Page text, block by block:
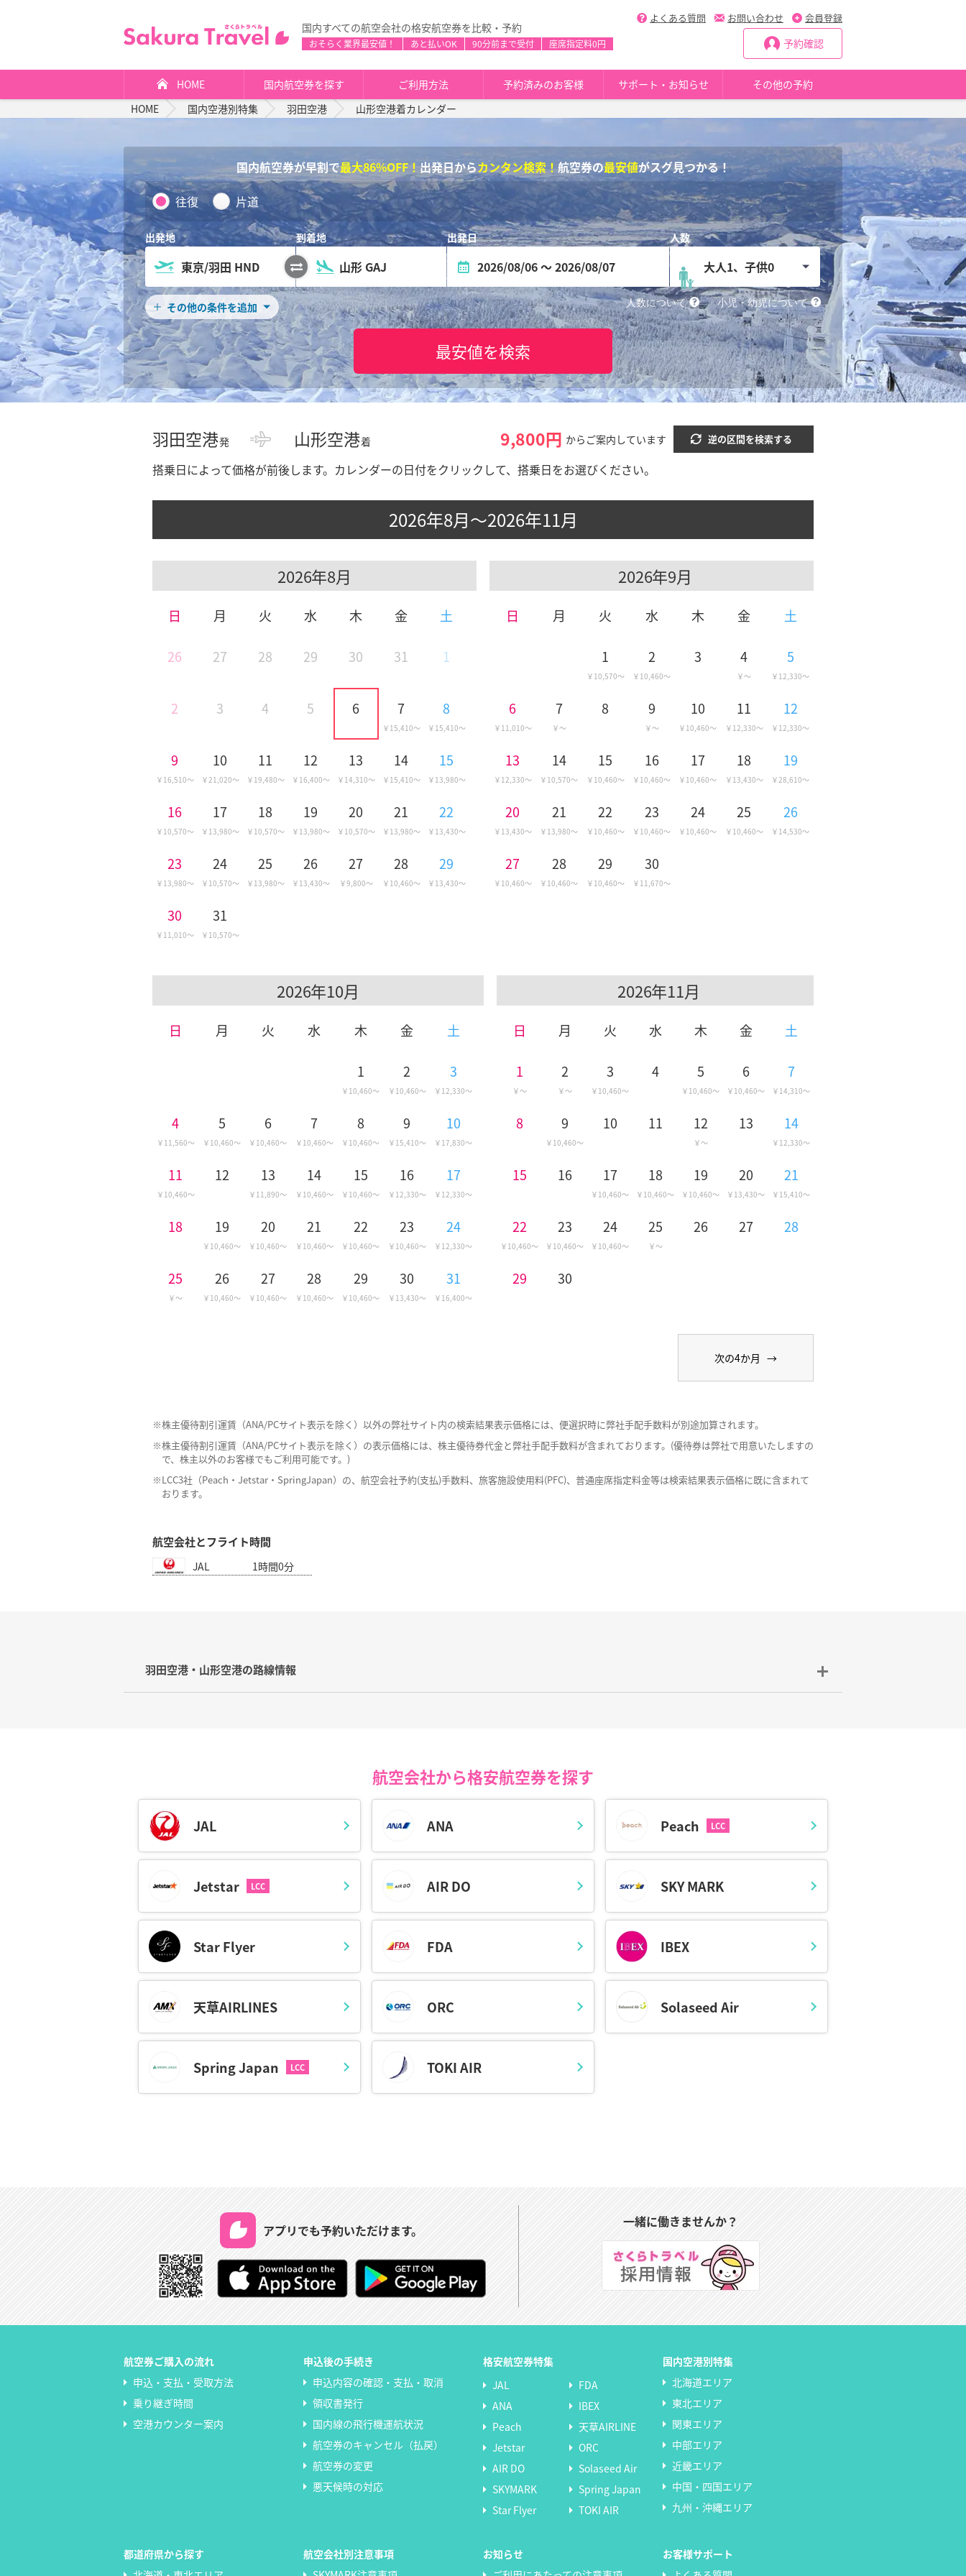
国内すべての航空会社の格安航空券を比較・予約
おそらく業界最安値！ あと払いOK 90分前まで受付 座席指定料0円
よくある質問 お問い合わせ 会員登録
予約確認
HOME 国内航空券を探す ご利用方法 予約済みのお客様 サポート・お知らせ
その他の予約
HOME
国内空港別特集 羽田空港 山形空港着カレンダー
国内航空券が早割で最大86%OFF！出発日からカンタン検索！航空券の最安値がスグ見つかる！
チ
ケ
ッ
ト
タ
イ
プ
往復 片道
大人1、子供0
人数について 小児・幼児について
その他の条件を追加
最安値を検索
羽田空港発 山形空港着 9,800円 からご案内しています 逆の区間を検索する
搭乗日によって価格が前後します。 カレンダーの日付をクリックして、搭乗日をお選びください。
2026年8月～2026年11月
8月
日 月 火 水 木 金 土
26 27 28 29 30 31 1
2 3 4 5 6 7
15,410
8
15,410
9
16,510
10
21,020
11
19,480
12
16,400
13
14,310
14
15,410
15
13,980
16
10,570
17
13,980
18
10,570
19
13,980
20
10,570
21
13,980
22
13,430
23
13,980
24
10,570
25
13,980
26
13,430
27
9,800
28
10,460
29
13,430
30
11,010
31
10,570
9月
日 月 火 水 木 金 土
1
10,570
2
10,460
3 4 5
12,330
6
11,010
7 8 9 10
10,460
11
12,330
12
12,330
13
12,330
14
10,570
15
10,460
16
10,460
17
10,460
18
13,430
19
28,610
20
13,430
21
13,980
22
10,460
23
10,460
24
10,460
25
10,460
26
14,530
27
10,460
28
10,460
29
10,460
30
11,670
10月
日 月 火 水 木 金 土
1
10,460
2
10,460
3
12,330
4
11,560
5
10,460
6
10,460
7
10,460
8
10,460
9
15,410
10
17,830
11
10,460
12 13
11,890
14
10,460
15
10,460
16
12,330
17
12,330
18 19
10,460
20
10,460
21
10,460
22
10,460
23
10,460
24
12,330
25 26
10,460
27
10,460
28
10,460
29
10,460
30
13,430
31
16,400
11月
日 月 火 水 木 金 土
1 2 3
10,460
4 5
10,460
6
10,460
7
14,310
8 9
10,460
10 11 12 13 14
12,330
15 16 17
10,460
18
10,460
19
10,460
20
13,430
21
15,410
22
10,460
23
10,460
24
10,460
25 26 27 28
29 30
株主優待割引運賃（ANA/PCサイト表示を除く）以外の弊社サイト内の検索結果表示価格には、便選択時に弊社手配手数料が別途加算されます。
株主優待割引運賃（ANA/PCサイト表示を除く）の表示価格には、株主優待券代金と弊社手配手数料が含まれております。(優待券は弊社で用意いたしますの
で、株主以外のお客様でもご利用可能です。)
LCC3社（Peach・Jetstar・SpringJapan）の、航空会社予約(支払)手数料、旅客施設使用料(PFC)、普通座席指定料金等は検索結果表示価格に既に含まれて
おります。
航空会社とフライト時間
JAL 1時間0分
羽田空港・山形空港の路線情報
間営業しているので、当日の夜便のチケットも翌日の早朝便のチケットも対応OK。急な出張や帰省が必要になった時も安心です。
この路線は1日あたりの運行本数が多くないため、年末年始、ゴールデンウィーク、お盆などの大型連休期間は、なるべく早めの予約をおすすめしま
す。羽田空港は東京都心部から約30分、山形空港から山形市内の中心部までは約25分と利便性も高いですが、シャトルバスを利用の際は、航空機ダ
イヤに合わせて運行しているので、乗り遅れのないように注意しましょう。
です。
羽田空港は正式名称が東京国際空港というだけあり、24時間運用の大規模空港です。レストランやショッピング、ラウンジなども充実しており、待ち
時間も好きな過ごし方ができます。
山形空港での過ごし方は、山形の郷土料理をリーズナブルな価格で提供するレストランでの食事や、さくらんぼや日本酒など山形のおいしい名産品が
取りそろうお土産店での買い物がおすすめです。また、ビジネスマンに嬉しいWi-Fi配備されており、空港での待ち時間に、仕事に打ち込むこともでき
ます。
さくらんぼ、ぶどう、和牛、お米、日本酒など、食が豊かな山形県は、秋の風物詩でもある芋煮会をはじめ、グルメイベントも豊富です。温泉も豊富
なく楽しむことができます。
冬の山形県では大雪も気をつけたいところです。欠航便がでることもあるので、天気のチェックもお忘れなく。
航空会社から格安航空券を探す
JAL ANA Peach
Jetstar AIR DO SKY MARK
Star Flyer FDA IBEX
天草AIRLINES ORC Solaseed Air
Spring Japan TOKI AIR
アプリでも予約いただけます。
一緒に働きませんか？
航空券ご購入の流れ
申込・支払・受取方法
乗り継ぎ時間
空港カウンター案内
申込後の手続き
申込内容の確認・支払・取消
領収書発行
国内線の飛行機運航状況
航空券のキャンセル（払戻）
航空券の変更
悪天候時の対応
格安航空券特集
JAL
FDA
ANA
IBEX
Peach
天草AIRLINE
Jetstar
ORC
AIR DO
Solaseed Air
SKYMARK
Spring Japan
Star Flyer
TOKI AIR
国内空港別特集
北海道エリア
東北エリア
関東エリア
中部エリア
近畿エリア
中国・四国エリア
九州・沖縄エリア
都道府県から探す
航空会社別注意事項
お知らせ
お客様サポート